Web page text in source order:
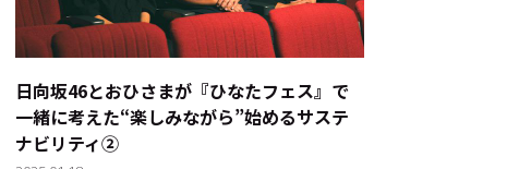
日向坂46とおひさまが『ひなたフェス』で
一緒に考えた“楽しみながら”始めるサステ
ナビリティ②